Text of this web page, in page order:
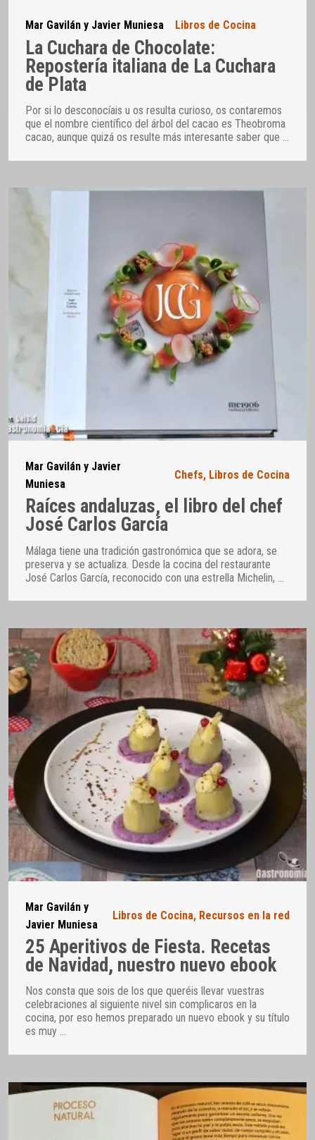
Mar Gavilán y Javier Muniesa Libros de Cocina
La Cuchara de Chocolate:
Repostería italiana de La Cuchara
de Plata
Por si lo desconocíais u os resulta curioso, os contaremos
que el nombre científico del árbol del cacao es Theobroma
cacao, aunque quizá os resulte más interesante saber que …
Mar Gavilán y Javier
Muniesa
Chefs, Libros de Cocina
Raíces andaluzas, el libro del chef
José Carlos García
Málaga tiene una tradición gastronómica que se adora, se
preserva y se actualiza. Desde la cocina del restaurante
José Carlos García, reconocido con una estrella Michelin,
Mar Gavilán y
Javier Muniesa
Libros de Cocina, Recursos en la red
25 Aperitivos de Fiesta. Recetas
de Navidad, nuestro nuevo ebook
Nos consta que sois de los que queréis llevar vuestras
celebraciones al siguiente nivel sin complicaros en la
cocina, por eso hemos preparado un nuevo ebook y su título
es muy …